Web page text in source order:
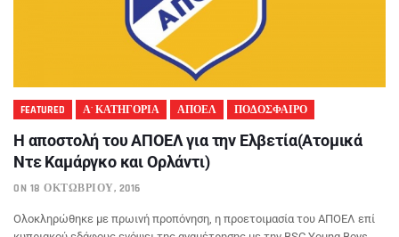
FEATURED Α' ΚΑΤΗΓΟΡΙΑ ΑΠΟΕΛ ΠΟΔΟΣΦΑΙΡΟ
Η αποστολή του ΑΠΟΕΛ για την Ελβετία(Ατομικά
Ντε Καμάργκο και Ορλάντι)
ON 18 ΟΚΤΩΒΡΊΟΥ, 2016
Ολοκληρώθηκε με πρωινή προπόνηση, η προετοιμασία του ΑΠΟΕΛ επί